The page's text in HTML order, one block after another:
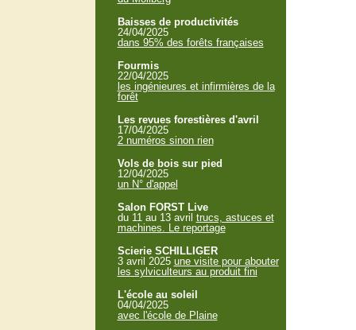
Baisses de productivités
24/04/2025
dans 95% des forêts françaises
Fourmis
22/04/2025
les ingénieures et infirmières de la
forêt
Les revues forestières d'avril
17/04/2025
2 numéros sinon rien
Vols de bois sur pied
12/04/2025
un N° d'appel
Salon FORST Live
du 11 au 13 avril trucs, astuces et
machines. Le reportage
Scierie SCHILLIGER
3 avril 2025 une visite pour abouter
les sylviculteurs au produit fini
L'école au soleil
04/04/2025
avec l'école de Plaine